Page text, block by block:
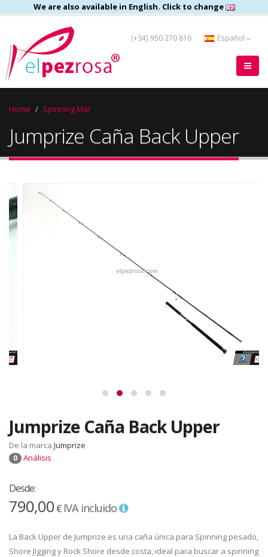
We are also available in English. Click to change
(+34) 950 270 816 Español
Home Spinning Mar
Jumprize Caña Back Upper
Jumprize Caña Back Upper
De la marca Jumprize
0 Análisis
Desde:
790,00€ IVA incluido
La Back Upper de Jumprize es una caña única para Spinning pesado,
Shore JIgging y Rock Shore desde costa, ideal para buscar a spinning